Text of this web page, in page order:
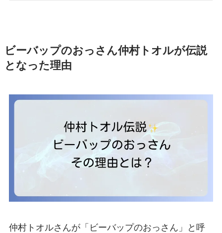
ビーバップのおっさん仲村トオルが伝説
となった理由
仲村トオルさんが「ビーバップのおっさん」と呼